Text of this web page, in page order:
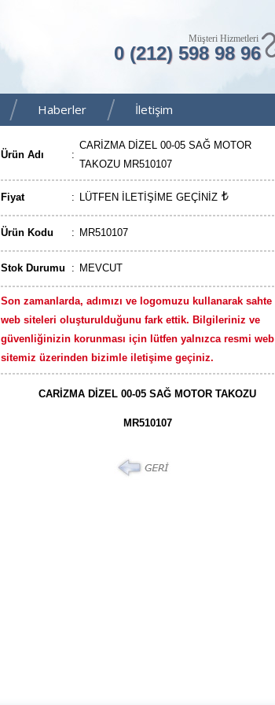
Müşteri Hizmetleri
0 (212) 598 98 96
Haberler İletişim
Ürün Adı :
CARİZMA DİZEL 00-05 SAĞ MOTOR
TAKOZU MR510107
Fiyat : LÜTFEN İLETİŞİME GEÇİNİZ
Ürün Kodu : MR510107
Stok Durumu : MEVCUT
Son zamanlarda, adımızı ve logomuzu kullanarak sahte
web siteleri oluşturulduğunu fark ettik. Bilgileriniz ve
güvenliğinizin korunması için lütfen yalnızca resmi web
sitemiz üzerinden bizimle iletişime geçiniz.
CARİZMA DİZEL 00-05 SAĞ MOTOR TAKOZU
MR510107